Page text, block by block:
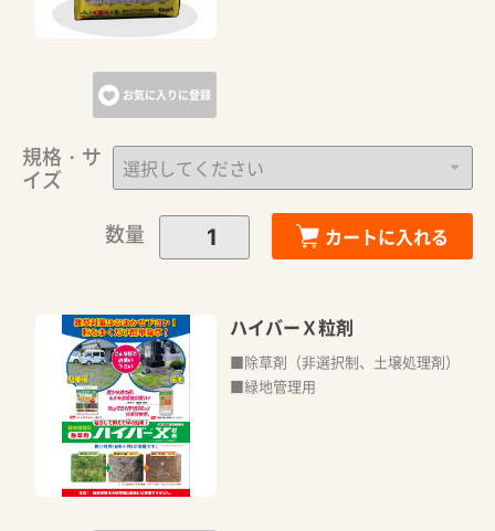
お気に入りに登録
規格・サ
イズ
数量
カートに入れる
ハイバーＸ粒剤
■除草剤（非選択制、土壌処理剤）
■緑地管理用